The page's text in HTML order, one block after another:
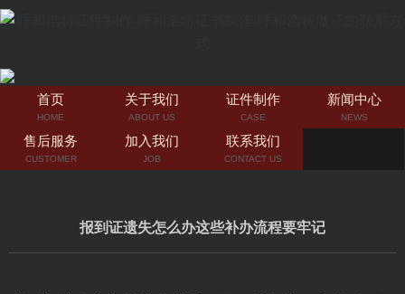
首页
HOME
关于我们
ABOUT US
证件制作
CASE
新闻中心
NEWS
售后服务
CUSTOMER
加入我们
JOB
联系我们
CONTACT US
报到证遗失怎么办这些补办流程要牢记